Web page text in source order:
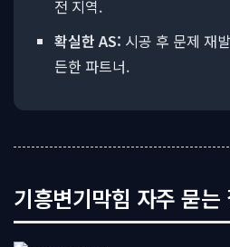
전 지역.
확실한 AS: 시공 후 문제 재
든한 파트너.
기흥변기막힘 자주 묻는